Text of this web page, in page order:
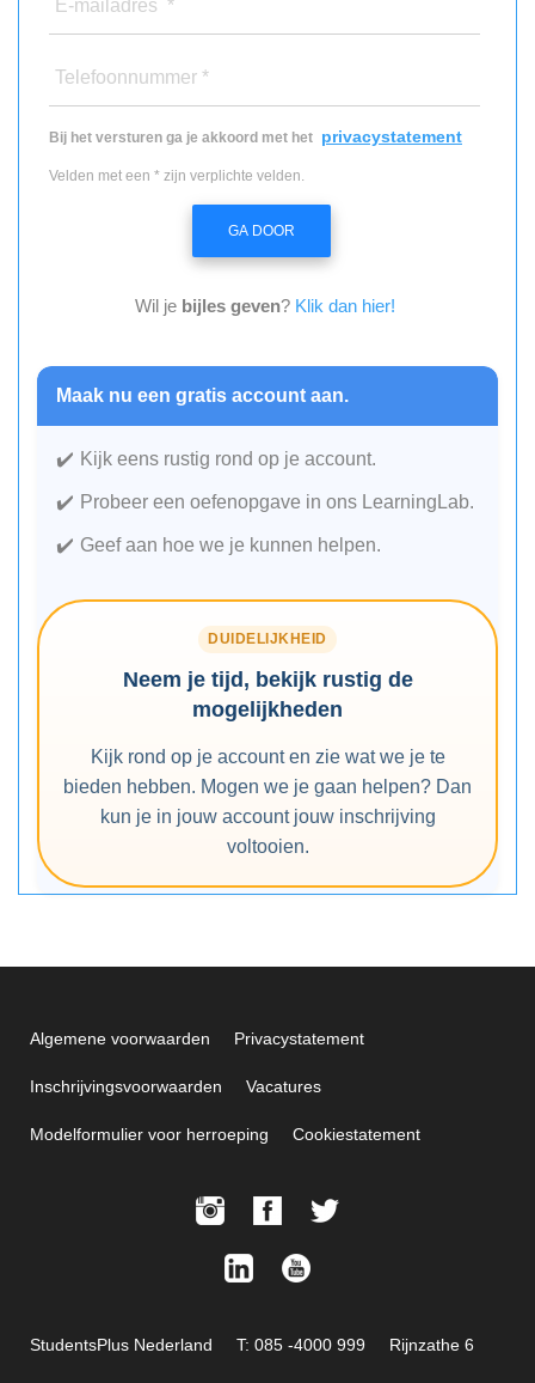
E-mailadres *
Telefoonnummer *
Bij het versturen ga je akkoord met het privacystatement
Velden met een * zijn verplichte velden.
GA DOOR
Wil je bijles geven? Klik dan hier!
Maak nu een gratis account aan.
Kijk eens rustig rond op je account.
Probeer een oefenopgave in ons LearningLab.
Geef aan hoe we je kunnen helpen.
DUIDELIJKHEID
Neem je tijd, bekijk rustig de
mogelijkheden
Kijk rond op je account en zie wat we je te
bieden hebben. Mogen we je gaan helpen? Dan
kun je in jouw account jouw inschrijving
voltooien.
Algemene voorwaarden Privacystatement
Inschrijvingsvoorwaarden Vacatures
Modelformulier voor herroeping Cookiestatement
StudentsPlus Nederland T: 085 -4000 999 Rijnzathe 6